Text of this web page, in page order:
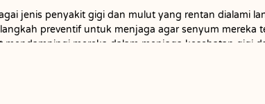
jenis penyakit gigi dan mulut yang rentan dialami
preventif untuk menjaga agar senyum mereka
mendampingi mereka dalam menjaga kesehatan gigi